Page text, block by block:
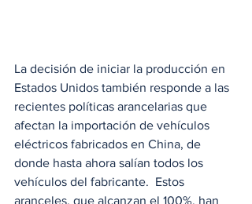
La decisión de iniciar la producción en
Estados Unidos también responde a las
recientes políticas arancelarias que
afectan la importación de vehículos
eléctricos fabricados en China, de
donde hasta ahora salían todos los
vehículos del fabricante.  Estos
aranceles, que alcanzan el 100%, han